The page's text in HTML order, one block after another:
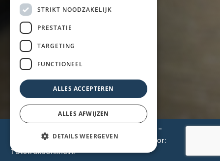
Arrangementen
Lunch
Borrel met hapjes
BBQ
Buffet
Walking dinner
-
Cookiebeleid -Disclaimer- Gemaakt door:
Totstraksonline.nl
STRIKT NOODZAKELIJK
PRESTATIE
TARGETING
FUNCTIONEEL
ALLES ACCEPTEREN
ALLES AFWIJZEN
DETAILS WEERGEVEN